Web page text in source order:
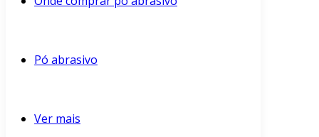
Pó abrasivo
Ver mais